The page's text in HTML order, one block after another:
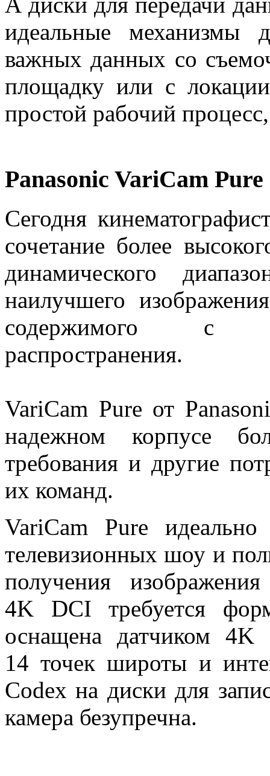
идеальные механизмы
важных данных со
площадку или с
простой рабочий
Panasonic VariCam Pure
Сегодня
сочетание более
динамического
наилучшего
содержимого с
распространения.
VariCam Pure от
надежном корпусе
требования и другие
их команд.
VariCam Pure идеально
телевизионных шоу и
получения
4K DCI требуется
оснащена датчиком 4K
14 точек широты и
Codex на диски для
камера безупречна.